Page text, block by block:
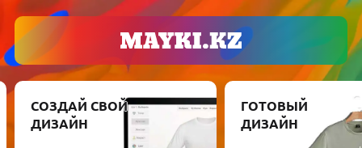
СОЗДАЙ СВОЙ
ДИЗАЙН
ГОТОВЫЙ
ДИЗАЙН